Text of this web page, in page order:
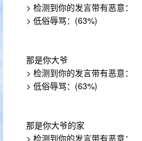
> 检测到你的发言带有恶意：
> 低俗辱骂：(63%)
那是你大爷
> 检测到你的发言带有恶意：
> 低俗辱骂：(63%)
那是你大爷的家
> 检测到你的发言带有恶意：